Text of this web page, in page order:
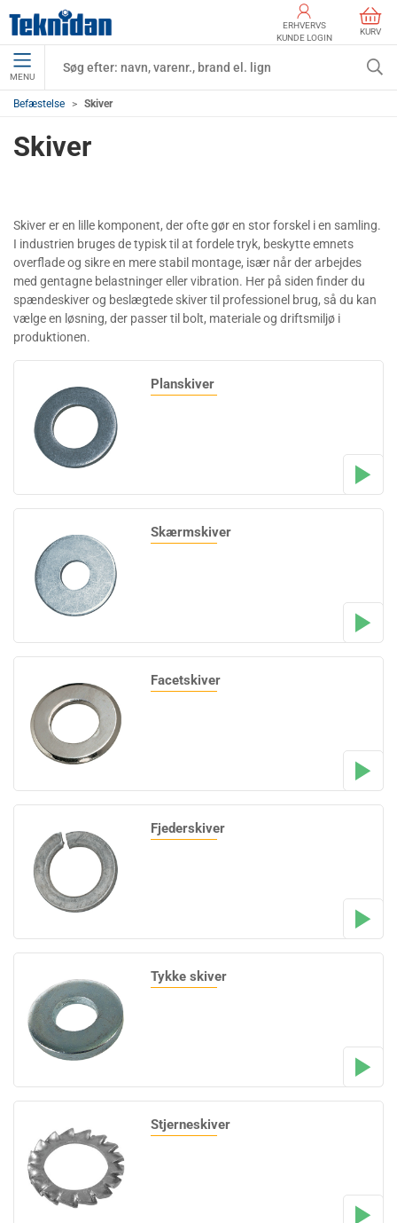
ERHVERVS
KUNDE LOGIN
KURV
MENU
Befæstelse Skiver
Skiver
Skiver er en lille komponent, der ofte gør en stor forskel i en samling.
I industrien bruges de typisk til at fordele tryk, beskytte emnets
overflade og sikre en mere stabil montage, især når der arbejdes
med gentagne belastninger eller vibration. Her på siden finder du
spændeskiver og beslægtede skiver til professionel brug, så du kan
vælge en løsning, der passer til bolt, materiale og driftsmiljø i
produktionen.
Planskiver
Skærmskiver
Facetskiver
Fjederskiver
Tykke skiver
Stjerneskiver